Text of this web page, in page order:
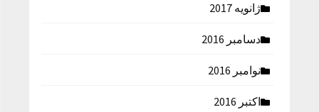
ژانویه 2017
دسامبر 2016
نوامبر 2016
اکتبر 2016